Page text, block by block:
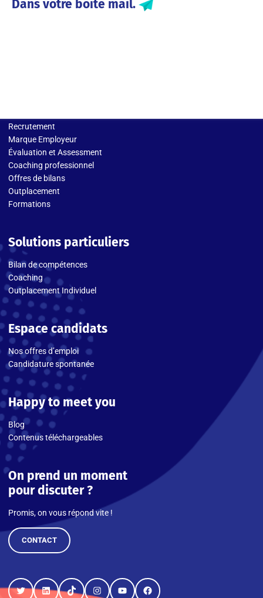
Dans votre boite mail.
Recrutement
Marque Employeur
Évaluation et Assessment
Coaching professionnel
Offres de bilans
Outplacement
Formations
Solutions particuliers
Bilan de compétences
Coaching
Outplacement Individuel
Espace candidats
Nos offres d’emploi
Candidature spontanée
Happy to meet you
Blog
Contenus téléchargeables
On prend un moment
pour discuter ?
Promis, on vous répond vite !
CONTACT